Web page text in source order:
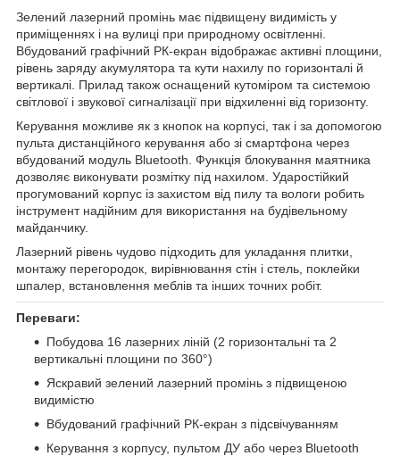
Зелений лазерний промінь має підвищену видимість у
приміщеннях і на вулиці при природному освітленні.
Вбудований графічний РК-екран відображає активні площини,
рівень заряду акумулятора та кути нахилу по горизонталі й
вертикалі. Прилад також оснащений кутоміром та системою
світлової і звукової сигналізації при відхиленні від горизонту.
Керування можливе як з кнопок на корпусі, так і за допомогою
пульта дистанційного керування або зі смартфона через
вбудований модуль Bluetooth. Функція блокування маятника
дозволяє виконувати розмітку під нахилом. Ударостійкий
прогумований корпус із захистом від пилу та вологи робить
інструмент надійним для використання на будівельному
майданчику.
Лазерний рівень чудово підходить для укладання плитки,
монтажу перегородок, вирівнювання стін і стель, поклейки
шпалер, встановлення меблів та інших точних робіт.
Переваги:
Побудова 16 лазерних ліній (2 горизонтальні та 2
вертикальні площини по 360°)
Яскравий зелений лазерний промінь з підвищеною
видимістю
Вбудований графічний РК-екран з підсвічуванням
Керування з корпусу, пультом ДУ або через Bluetooth